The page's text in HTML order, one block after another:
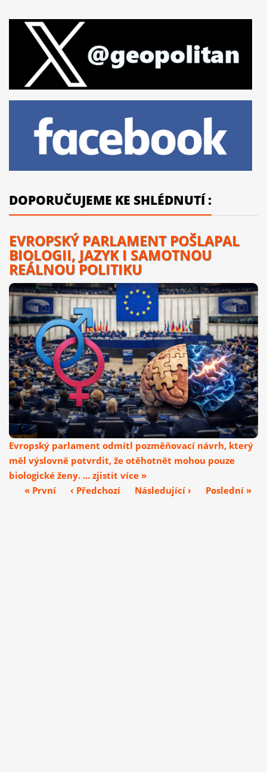
DOPORUČUJEME KE SHLÉDNUTÍ :
EVROPSKÝ PARLAMENT POŠLAPAL
BIOLOGII, JAZYK I SAMOTNOU
REÁLNOU POLITIKU
Evropský parlament odmítl pozměňovací návrh, který
měl výslovně potvrdit, že otěhotnět mohou pouze
biologické ženy. ... zjistit více »
« První
‹ Předchozí Následující › Poslední »